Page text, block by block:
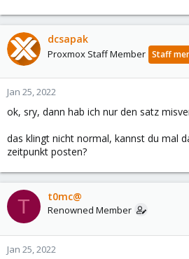
dcsapak
Proxmox Staff Member Staff
Jan 25, 2022
ok, sry, dann hab ich nur den satz
das klingt nicht normal, kannst du mal
zeitpunkt posten?
T t0mc@
Renowned Member
Jan 25, 2022